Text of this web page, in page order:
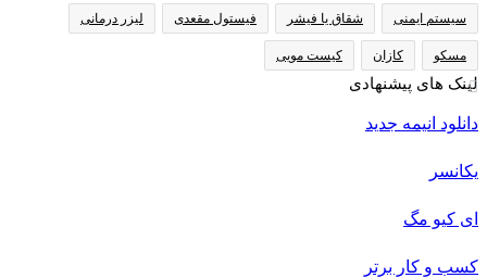
سیستم ایمنی شقاق یا فیشر فیستول مقعدی لیزر درمانی
مسکو کازان کیست مویی
لینک های پیشنهادی
دانلود انیمه جدید
یکانسر
ای کیو مگ
کسب و کار برتر